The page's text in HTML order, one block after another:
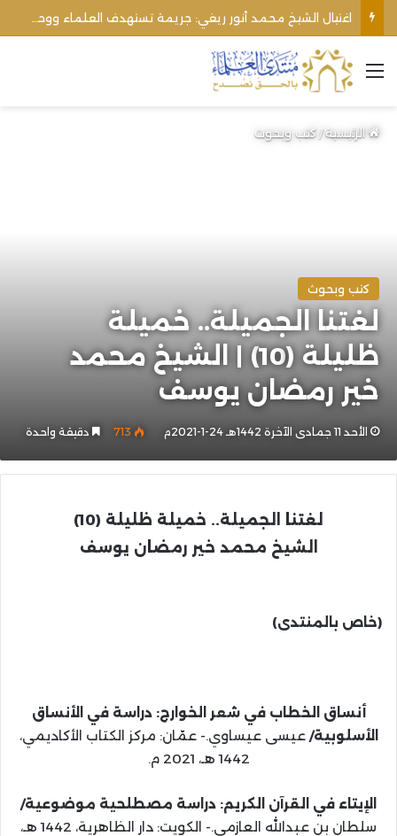
القائمة
الرئيسية/كتب وبحوث
كتب وبحوث
لغتنا الجميلة.. خميلة
ظليلة (10) | الشيخ محمد
خير رمضان يوسف
الأحد 11 جمادى الآخرة 1442هـ 24-1-2021م 713 دقيقة واحدة
لغتنا الجميلة.. خميلة ظليلة (10)
الشيخ محمد خير رمضان يوسف
(خاص بالمنتدى)
أنساق الخطاب في شعر الخوارج: دراسة في الأنساق
الأسلوبية/عيسى عيساوي.- عمّان: مركز الكتاب الأكاديمي،
1442 هـ، 2021 م.
الإيتاء في القرآن الكريم: دراسة مصطلحية موضوعية/
سلطان بن عبدالله العازمي.- الكويت: دار الظاهرية، 1442 هـ،